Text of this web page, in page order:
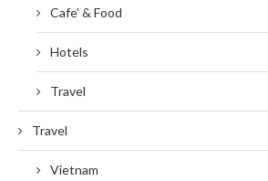
Cafe' & Food
Hotels
Travel
Travel
Vietnam